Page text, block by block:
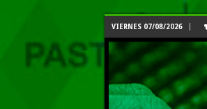
VIERNES 07/08/2026